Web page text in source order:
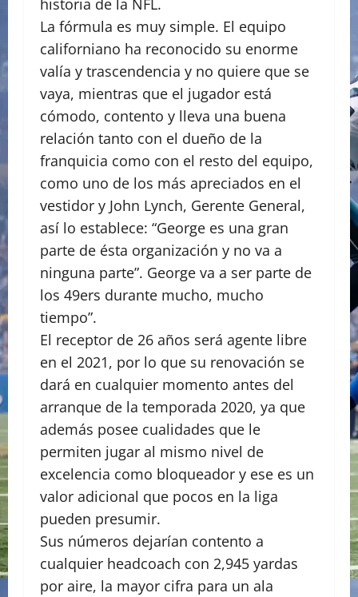
historia de la NFL.
La fórmula es muy simple. El equipo
californiano ha reconocido su enorme
valía y trascendencia y no quiere que se
vaya, mientras que el jugador está
cómodo, contento y lleva una buena
relación tanto con el dueño de la
franquicia como con el resto del equipo,
como uno de los más apreciados en el
vestidor y John Lynch, Gerente General,
así lo establece: “George es una gran
parte de ésta organización y no va a
ninguna parte”. George va a ser parte de
los 49ers durante mucho, mucho
tiempo”.
El receptor de 26 años será agente libre
en el 2021, por lo que su renovación se
dará en cualquier momento antes del
arranque de la temporada 2020, ya que
además posee cualidades que le
permiten jugar al mismo nivel de
excelencia como bloqueador y ese es un
valor adicional que pocos en la liga
pueden presumir.
Sus números dejarían contento a
cualquier headcoach con 2,945 yardas
por aire, la mayor cifra para un ala